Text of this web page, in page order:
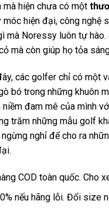
mà hiện chưa có một
móc hiện đại, công nghệ
mà Noressy luôn tự hào.
mà còn giúp họ tỏa
các golfer chỉ có một
bó trong những khuôn
niềm đam mê của mình
trăm những mẫu golf
nghỉ để cho ra
COD toàn quốc. Cho
nếu hãng lỗi. Đổi size